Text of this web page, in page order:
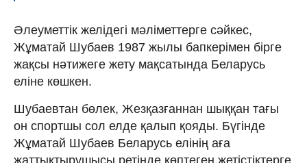
Әлеуметтік желідегі мәліметтерге сәйкес,
Жұматай Шубаев 1987 жылы бапкерімен бірге
жақсы нәтижеге жету мақсатында Беларусь
еліне көшкен.
Шубаевтан бөлек, Жезқазғаннан шыққан тағы
он спортшы сол елде қалып қояды. Бүгінде
Жұматай Шубаев Беларусь елінің аға
жаттықтырушысы ретінде көптеген жетістіктерге